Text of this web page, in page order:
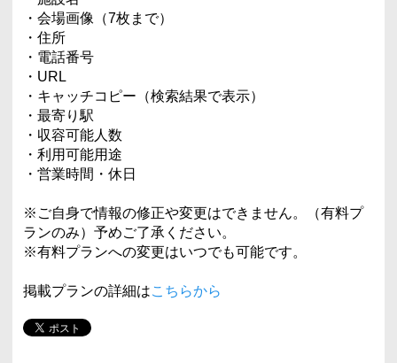
・会場画像（7枚まで）
・住所
・電話番号
・URL
・キャッチコピー（検索結果で表示）
・最寄り駅
・収容可能人数
・利用可能用途
・営業時間・休日
※ご自身で情報の修正や変更はできません。（有料プ
ランのみ）予めご了承ください。
※有料プランへの変更はいつでも可能です。
掲載プランの詳細はこちらから